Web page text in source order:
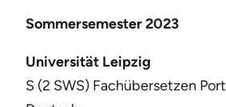
Sommersemester 2023
Universität Leipzig
S (2 SWS) Fachübersetzen